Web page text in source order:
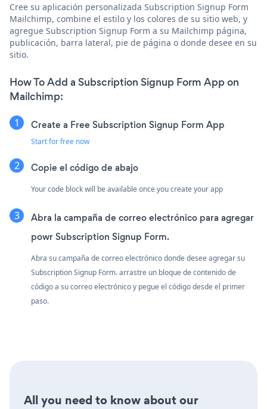
Cree su aplicación personalizada Subscription Signup Form
Mailchimp, combine el estilo y los colores de su sitio web, y
agregue Subscription Signup Form a su Mailchimp página,
publicación, barra lateral, pie de página o donde desee en su
sitio.
How To Add a Subscription Signup Form App on
Mailchimp:
Create a Free Subscription Signup Form App
Start for free now
Copie el código de abajo
Your code block will be available once you create your app
Abra la campaña de correo electrónico para agregar
powr Subscription Signup Form.
Abra su campaña de correo electrónico donde desee agregar su
Subscription Signup Form. arrastre un bloque de contenido de
código a su correo electrónico y pegue el código desde el primer
paso.
All you need to know about our